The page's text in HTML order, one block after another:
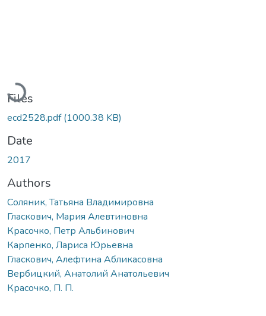
Files
ecd2528.pdf(1000.38 KB)
Date
2017
Authors
Соляник, Татьяна Владимировна
Гласкович, Мария Алевтиновна
Красочко, Петр Альбинович
Карпенко, Лариса Юрьевна
Гласкович, Алефтина Абликасовна
Вербицкий, Анатолий Анатольевич
Красочко, П. П.